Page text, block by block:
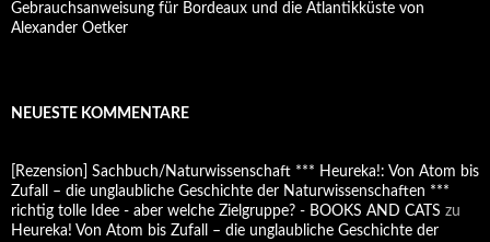
Gebrauchsanweisung für Bordeaux und die Atlantikküste von
Alexander Oetker
NEUESTE KOMMENTARE
[Rezension] Sachbuch/Naturwissenschaft *** Heureka!: Von Atom bis
Zufall – die unglaubliche Geschichte der Naturwissenschaften ***
richtig tolle Idee - aber welche Zielgruppe? - BOOKS AND CATS zu
Heureka! Von Atom bis Zufall – die unglaubliche Geschichte der